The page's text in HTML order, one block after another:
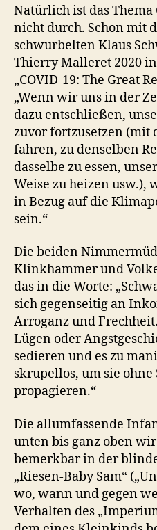
Natürlich ist das Thema
nicht durch. Schon mit
schwurbelten Klaus
Thierry Malleret 2020
„COVID-19: The Great
„Wenn wir uns in der
dazu entschließen,
zuvor fortzusetzen (mit
fahren, zu denselben
dasselbe zu essen,
Weise zu heizen usw.),
in Bezug auf die
sein.“
Die beiden
Klinkhammer und
das in die Worte:
sich gegenseitig an
Arroganz und
Lügen oder
sedieren und es zu
skrupellos, um sie
propagieren.“
Die allumfassende
unten bis ganz oben
bemerkbar in der
„Riesen-Baby Sam“
wo, wann und gegen
Verhalten des